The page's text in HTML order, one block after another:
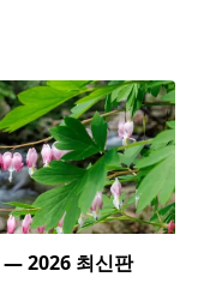
— 2026 최신판